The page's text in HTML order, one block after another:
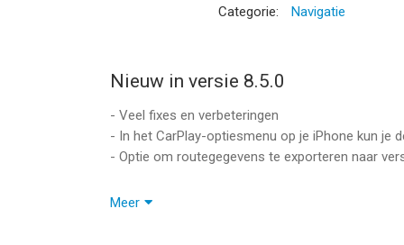
- Waarschuwingen voor alleen flitsers die zich
nabijgelegen wegen
- Snelheidslimieten tijdens het navigeren
- Indicaties van de rijstroken die je moet volgen
- Gesproken instructies samen met
ROUTES
Categorie:
Navigatie
Nieuw in versie 8.5.0
- Veel fixes en verbeteringen
- In het CarPlay-optiesmenu op je iPhone kun je
- Optie om routegegevens te exporteren naar
In eerdere versies:
Meer